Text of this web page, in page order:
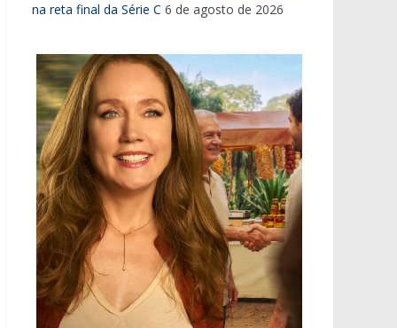
na reta final da Série C 6 de agosto de 2026